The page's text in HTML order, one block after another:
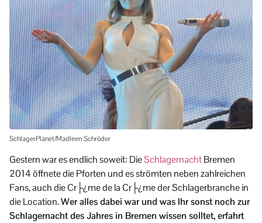
SchlagerPlanet/Madleen Schröder
Gestern war es endlich soweit: DieSchlagernachtBremen
2014 öffnete die Pforten und es strömten neben zahlreichen
Fans, auch die Cr├¿me de la Cr├¿me der Schlagerbranche in
die Location.Wer alles dabei war und was Ihr sonst noch zur
Schlagernacht des Jahres in Bremen wissen solltet, erfahrt